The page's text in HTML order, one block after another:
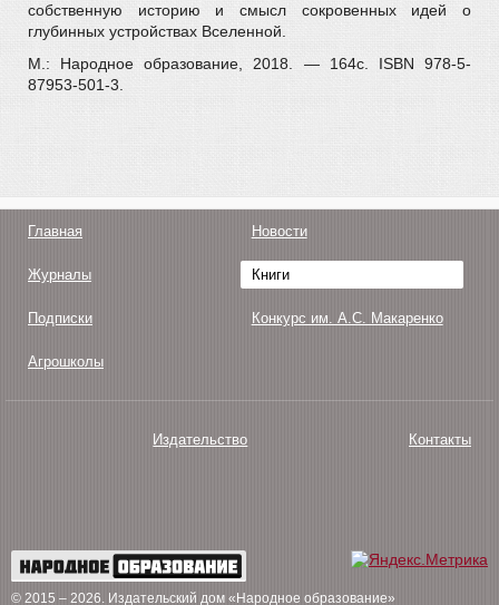
собственную историю и смысл сокровенных идей о
глубинных устройствах Вселенной.
M.: Народное образование, 2018. — 164c. ISBN 978-5-
87953-501-3.
Главная Новости
Журналы Книги
Подписки Конкурс им. А.С. Макаренко
Агрошколы
Издательство Контакты
© 2015 – 2026. Издательский дом «Народное образование»